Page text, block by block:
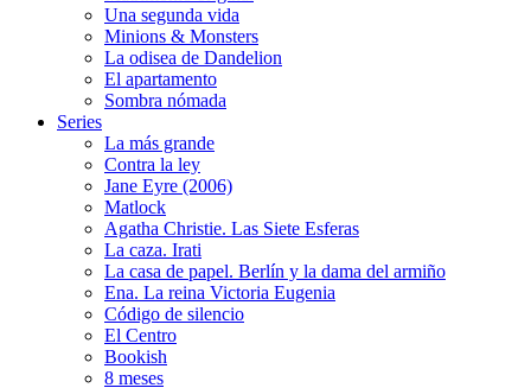
Una segunda vida
Minions & Monsters
La odisea de Dandelion
El apartamento
Sombra nómada
Series
La más grande
Contra la ley
Jane Eyre (2006)
Matlock
Agatha Christie. Las Siete Esferas
La caza. Irati
La casa de papel. Berlín y la dama del armiño
Ena. La reina Victoria Eugenia
Código de silencio
El Centro
Bookish
8 meses